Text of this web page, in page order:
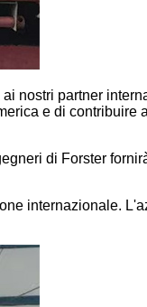
nostri partner
e di
di Forster
internazionale.